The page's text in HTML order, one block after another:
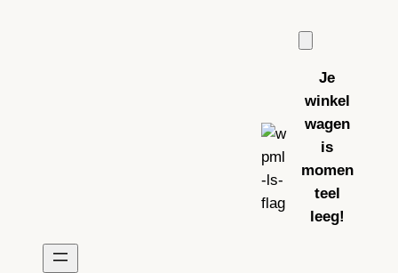
Je
winkel
wagen
is
momen
teel
leeg!